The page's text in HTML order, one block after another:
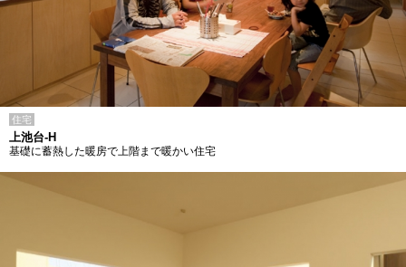
住宅
上池台-H
基礎に蓄熱した暖房で上階まで暖かい住宅